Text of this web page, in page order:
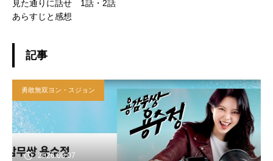
見た通りに話せ 1話・2話
あらすじと感想
記事
勇敢無双ヨン・スジョン
2026.08.07